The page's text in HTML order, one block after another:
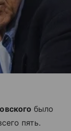
было
пять.